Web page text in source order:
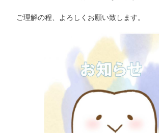
ご理解の程、よろしくお願い致します。